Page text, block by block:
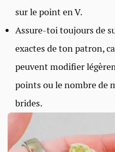
sur le point en V.
Assure-toi toujours de
exactes de ton patron,
peuvent modifier
points ou le nombre de
brides.